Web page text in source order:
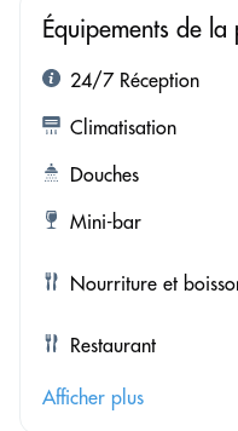
Équipements de
24/7 Réception
Climatisation
Douches
Mini-bar
Nourriture et
Restaurant
Afficher plus